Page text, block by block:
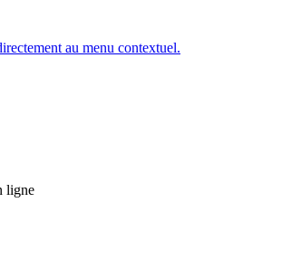
au menu contextuel.
ligne